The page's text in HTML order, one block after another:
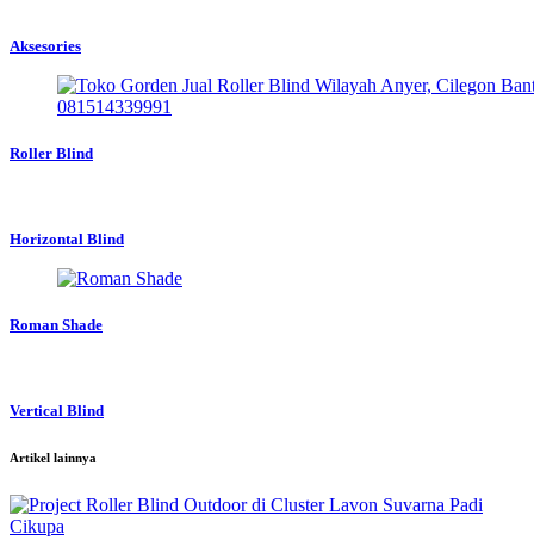
Aksesories
Roller Blind
Horizontal Blind
Roman Shade
Vertical Blind
Artikel lainnya